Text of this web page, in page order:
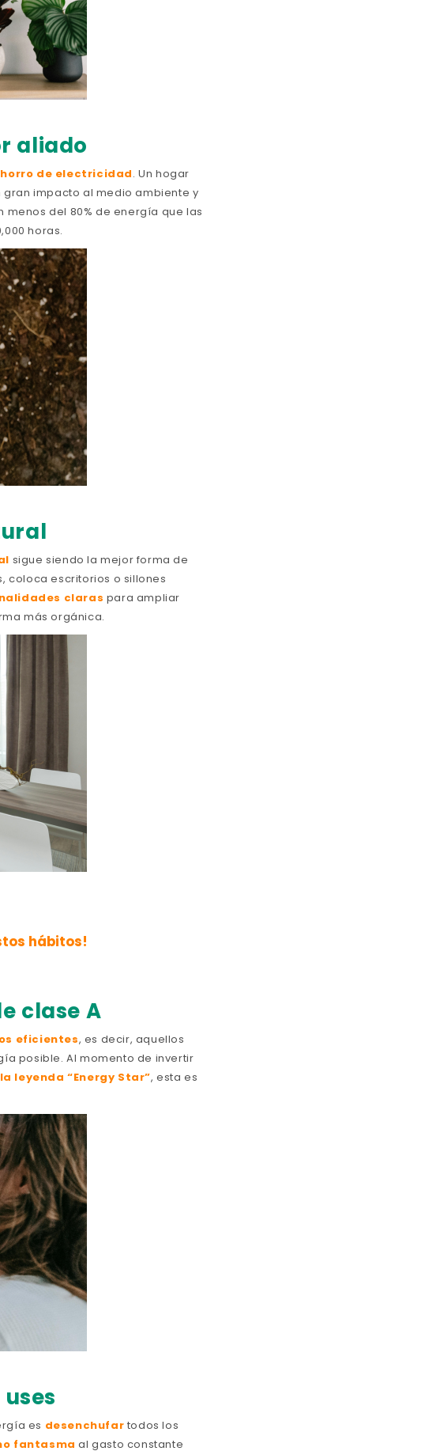
aliado
de electricidad. Un hogar
gran impacto al medio ambiente y
menos del 80% de energía que las
horas.
sigue siendo la mejor forma de
coloca escritorios o sillones
claras para ampliar
más orgánica.
hábitos!
clase A
eficientes, es decir, aquellos
posible. Al momento de invertir
leyenda “Energy Star”, esta es
es desenchufar todos los
fantasma al gasto constante